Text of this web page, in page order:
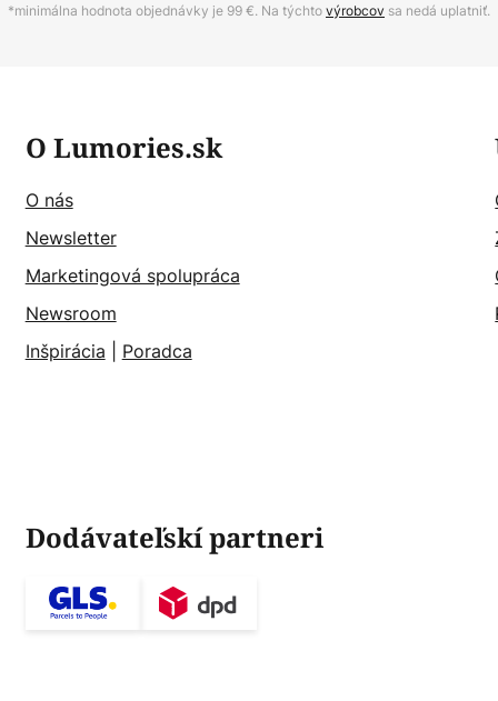
*minimálna hodnota objednávky je 99 €. Na týchtovýrobcov sa nedá uplatniť.
O Lumories.sk
O nás
Newsletter
Marketingová spolupráca
Newsroom
Inšpirácia
Poradca
Dodávateľskí partneri